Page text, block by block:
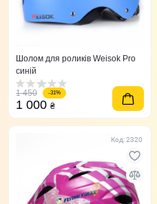
Шолом для роликів Weisok Pro
синій
1 450 -31%
1 000 ₴
Код: 2320